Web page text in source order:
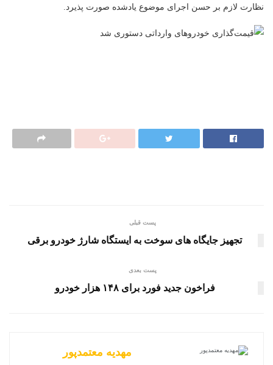
نظارت لازم بر حسن اجرای موضوع یادشده صورت پذیرد.
پست قبلی
تجهیز جایگاه های سوخت به ایستگاه شارژ خودرو برقی
پست بعدی
فراخون جدید فورد برای ۱۴۸ هزار خودرو
مهدیه معتمدپور